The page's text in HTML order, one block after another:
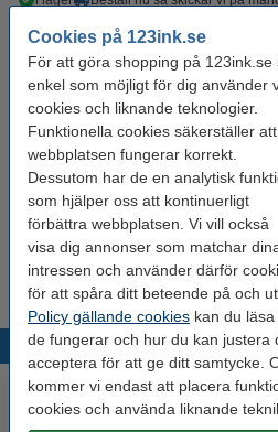
Cookies på 123ink.se
För att göra shopping på 123ink.se
enkel som möjligt för dig använder
cookies och liknande teknologier.
Funktionella cookies säkerställer att
webbplatsen fungerar korrekt.
Dessutom har de en analytisk
som hjälper oss att kontinuerligt
förbättra webbplatsen. Vi vill också
visa dig annonser som matchar
intressen och använder därför
för att spåra ditt beteende på och
Policy gällande cookies kan du
de fungerar och hur du kan justera
acceptera för att ge ditt samtycke.
kommer vi endast att placera
cookies och använda liknande
45 kr
Behöver du fler?
Köp5stför endast
195 kr
Extra information
Batteriet benämns
även som:
Populära